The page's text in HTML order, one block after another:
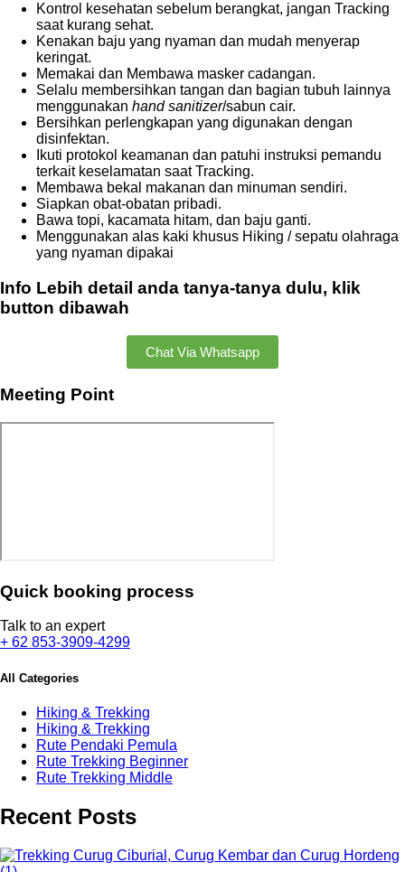
Kontrol kesehatan sebelum berangkat, jangan Tracking
saat kurang sehat.
Kenakan baju yang nyaman dan mudah menyerap
keringat.
Memakai dan Membawa masker cadangan.
Selalu membersihkan tangan dan bagian tubuh lainnya
menggunakan hand sanitizer/sabun cair.
Bersihkan perlengkapan yang digunakan dengan
disinfektan.
Ikuti protokol keamanan dan patuhi instruksi pemandu
terkait keselamatan saat Tracking.
Membawa bekal makanan dan minuman sendiri.
Siapkan obat-obatan pribadi.
Bawa topi, kacamata hitam, dan baju ganti.
Menggunakan alas kaki khusus Hiking / sepatu olahraga
yang nyaman dipakai
Info Lebih detail anda tanya-tanya dulu, klik
button dibawah
Chat Via Whatsapp
Meeting Point
Quick booking process
Talk to an expert
+ 62 853-3909-4299
All Categories
Hiking & Trekking
Hiking & Trekking
Rute Pendaki Pemula
Rute Trekking Beginner
Rute Trekking Middle
Recent Posts